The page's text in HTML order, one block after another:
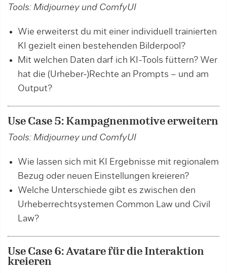
Tools: Midjourney und ComfyUI
Wie erweiterst du mit einer individuell trainierten
KI gezielt einen bestehenden Bilderpool?
Mit welchen Daten darf ich KI-Tools füttern? Wer
hat die (Urheber-)Rechte an Prompts – und am
Output?
Use Case 5: Kampagnenmotive erweitern
Tools: Midjourney und ComfyUI
Wie lassen sich mit KI Ergebnisse mit regionalem
Bezug oder neuen Einstellungen kreieren?
Welche Unterschiede gibt es zwischen den
Urheberrechtsystemen Common Law und Civil
Law?
Use Case 6: Avatare für die Interaktion
kreieren